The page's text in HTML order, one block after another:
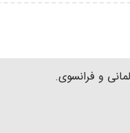
و فرانسوی.